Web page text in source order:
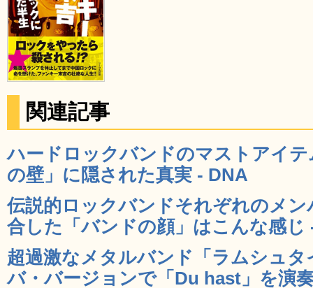
関連記事
ハードロックバンドのマストアイ
の壁」に隠された真実 - DNA
伝説的ロックバンドそれぞれのメ
合した「バンドの顔」はこんな感じ
超過激なメタルバンド「ラムシュ
バ・バージョンで「Du hast」を演